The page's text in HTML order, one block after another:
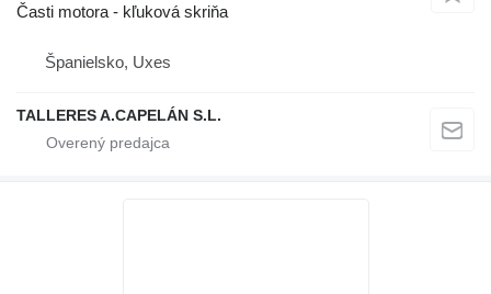
Časti motora - kľuková skriňa
Španielsko, Uxes
TALLERES A.CAPELÁN S.L.